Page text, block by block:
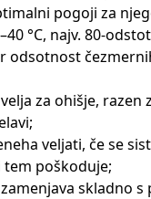
pogoji za
°C, najv. 80-
odsotnost
za ohišje, razen
veljati, če se
tem poškoduje;
skladno